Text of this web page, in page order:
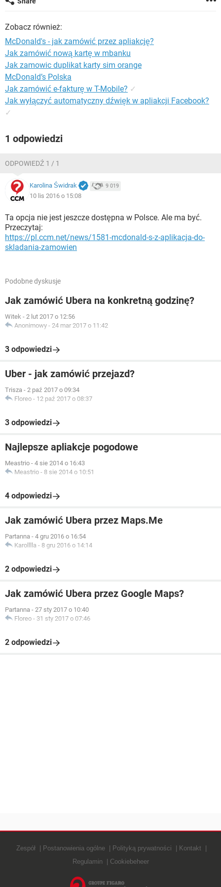
WINDOWS 10
Zobacz również:
McDonald's - jak zamówić przez apliakcję?
Jak zamówić nową kartę w mbanku
Jak zamowic duplikat karty sim orange
McDonald’s Polska
Jak zamówić e-fakturę w T-Mobile? ✓
Jak wyłączyć automatyczny dźwięk w apliakcji Facebook?
✓
1 odpowiedzi
ODPOWIEDŹ 1 / 1
Karolina Świdrak 9 019
10 lis 2016 o 15:08
Ta opcja nie jest jeszcze dostępna w Polsce. Ale ma być.
Przeczytaj:
https://pl.ccm.net/news/1581-mcdonald-s-z-aplikacja-do-
skladania-zamowien
Podobne dyskusje
Jak zamówić Ubera na konkretną godzinę?
Witek - 2 lut 2017 o 12:56
Anonimowy - 24 mar 2017 o 11:42
3 odpowiedzi
Uber - jak zamówić przejazd?
Trisza - 2 paź 2017 o 09:34
Floreo - 12 paź 2017 o 08:37
3 odpowiedzi
Najlepsze apliakcje pogodowe
Meastrio - 4 sie 2014 o 16:43
Meastrio - 8 sie 2014 o 10:51
4 odpowiedzi
Jak zamówić Ubera przez Maps.Me
Partanna - 4 gru 2016 o 16:54
Karolllla - 8 gru 2016 o 14:14
2 odpowiedzi
Jak zamówić Ubera przez Google Maps?
Partanna - 27 sty 2017 o 10:40
Floreo - 31 sty 2017 o 07:46
2 odpowiedzi
Zespół Postanowienia ogólne Polityką prywatności
Kontakt
Regulamin
Cookiebeheer